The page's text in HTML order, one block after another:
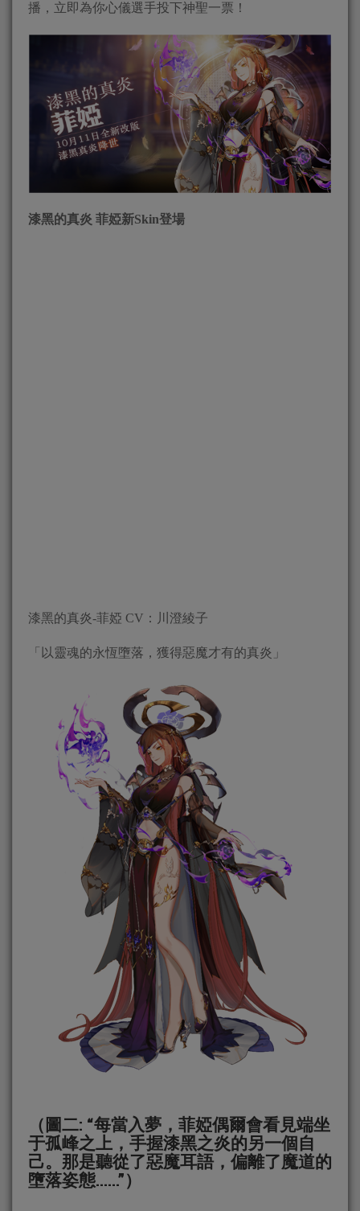
播，立即為你心儀選手投下神聖一票！
漆黑的真炎 菲婭新Skin登場
漆黑的真炎-菲婭 CV：川澄綾子
「以靈魂的永恆墮落，獲得惡魔才有的真炎」
（圖二: “每當入夢，菲婭偶爾會看見端坐
于孤峰之上，手握漆黑之炎的另一個自
己。那是聽從了惡魔耳語，偏離了魔道的
墮落姿態……”）